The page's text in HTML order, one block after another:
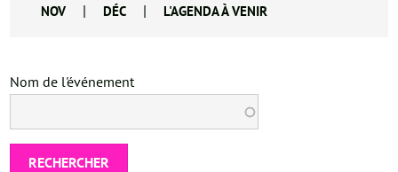
NOV | DÉC | L'AGENDA À VENIR
Nom de l'événement
RECHERCHER